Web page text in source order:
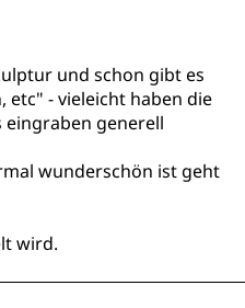
und schon gibt es
etc" - vieleicht haben die
generell
wunderschön ist geht
wird.